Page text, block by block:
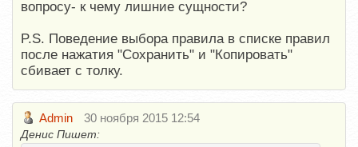
вопросу- к чему лишние сущности?
P.S. Поведение выбора правила в списке правил
после нажатия "Сохранить" и "Копировать"
сбивает с толку.
Admin 30 ноября 2015 12:54
Денис Пишет: